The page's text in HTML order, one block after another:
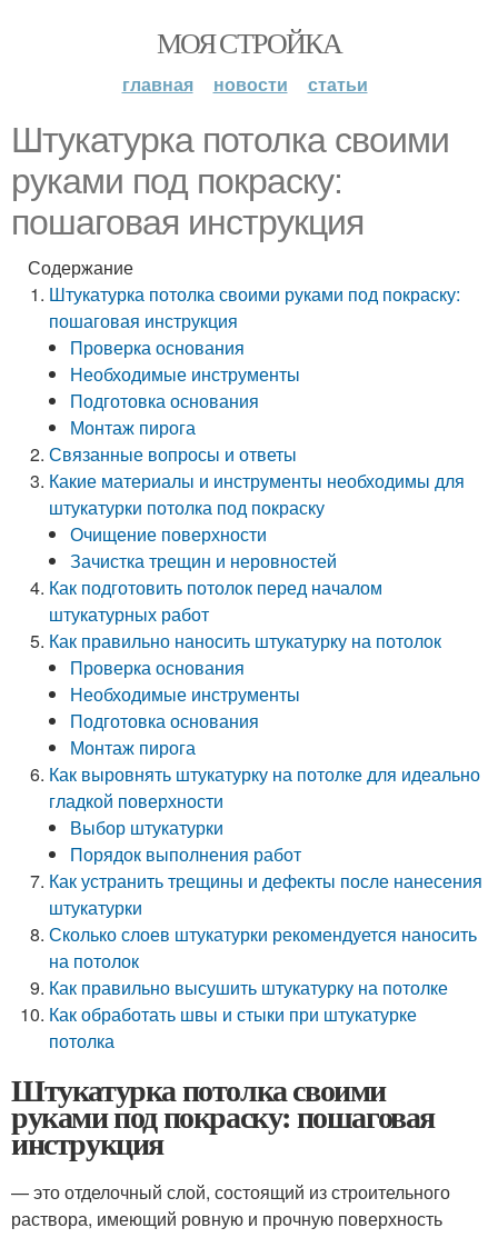
МОЯ СТРОЙКА
главная новости статьи
Штукатурка потолка своими
руками под покраску:
пошаговая инструкция
Содержание
Штукатурка потолка своими руками под покраску:
пошаговая инструкция
Проверка основания
Необходимые инструменты
Подготовка основания
Монтаж пирога
Связанные вопросы и ответы
Какие материалы и инструменты необходимы для
штукатурки потолка под покраску
Очищение поверхности
Зачистка трещин и неровностей
Как подготовить потолок перед началом
штукатурных работ
Как правильно наносить штукатурку на потолок
Проверка основания
Необходимые инструменты
Подготовка основания
Монтаж пирога
Как выровнять штукатурку на потолке для идеально
гладкой поверхности
Выбор штукатурки
Порядок выполнения работ
Как устранить трещины и дефекты после нанесения
штукатурки
Сколько слоев штукатурки рекомендуется наносить
на потолок
Как правильно высушить штукатурку на потолке
Как обработать швы и стыки при штукатурке
потолка
Штукатурка потолка своими
руками под покраску: пошаговая
инструкция
— это отделочный слой, состоящий из строительного
раствора, имеющий ровную и прочную поверхность